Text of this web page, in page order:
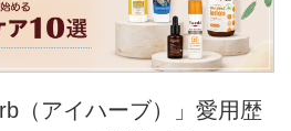
（アイハーブ）」愛用歴